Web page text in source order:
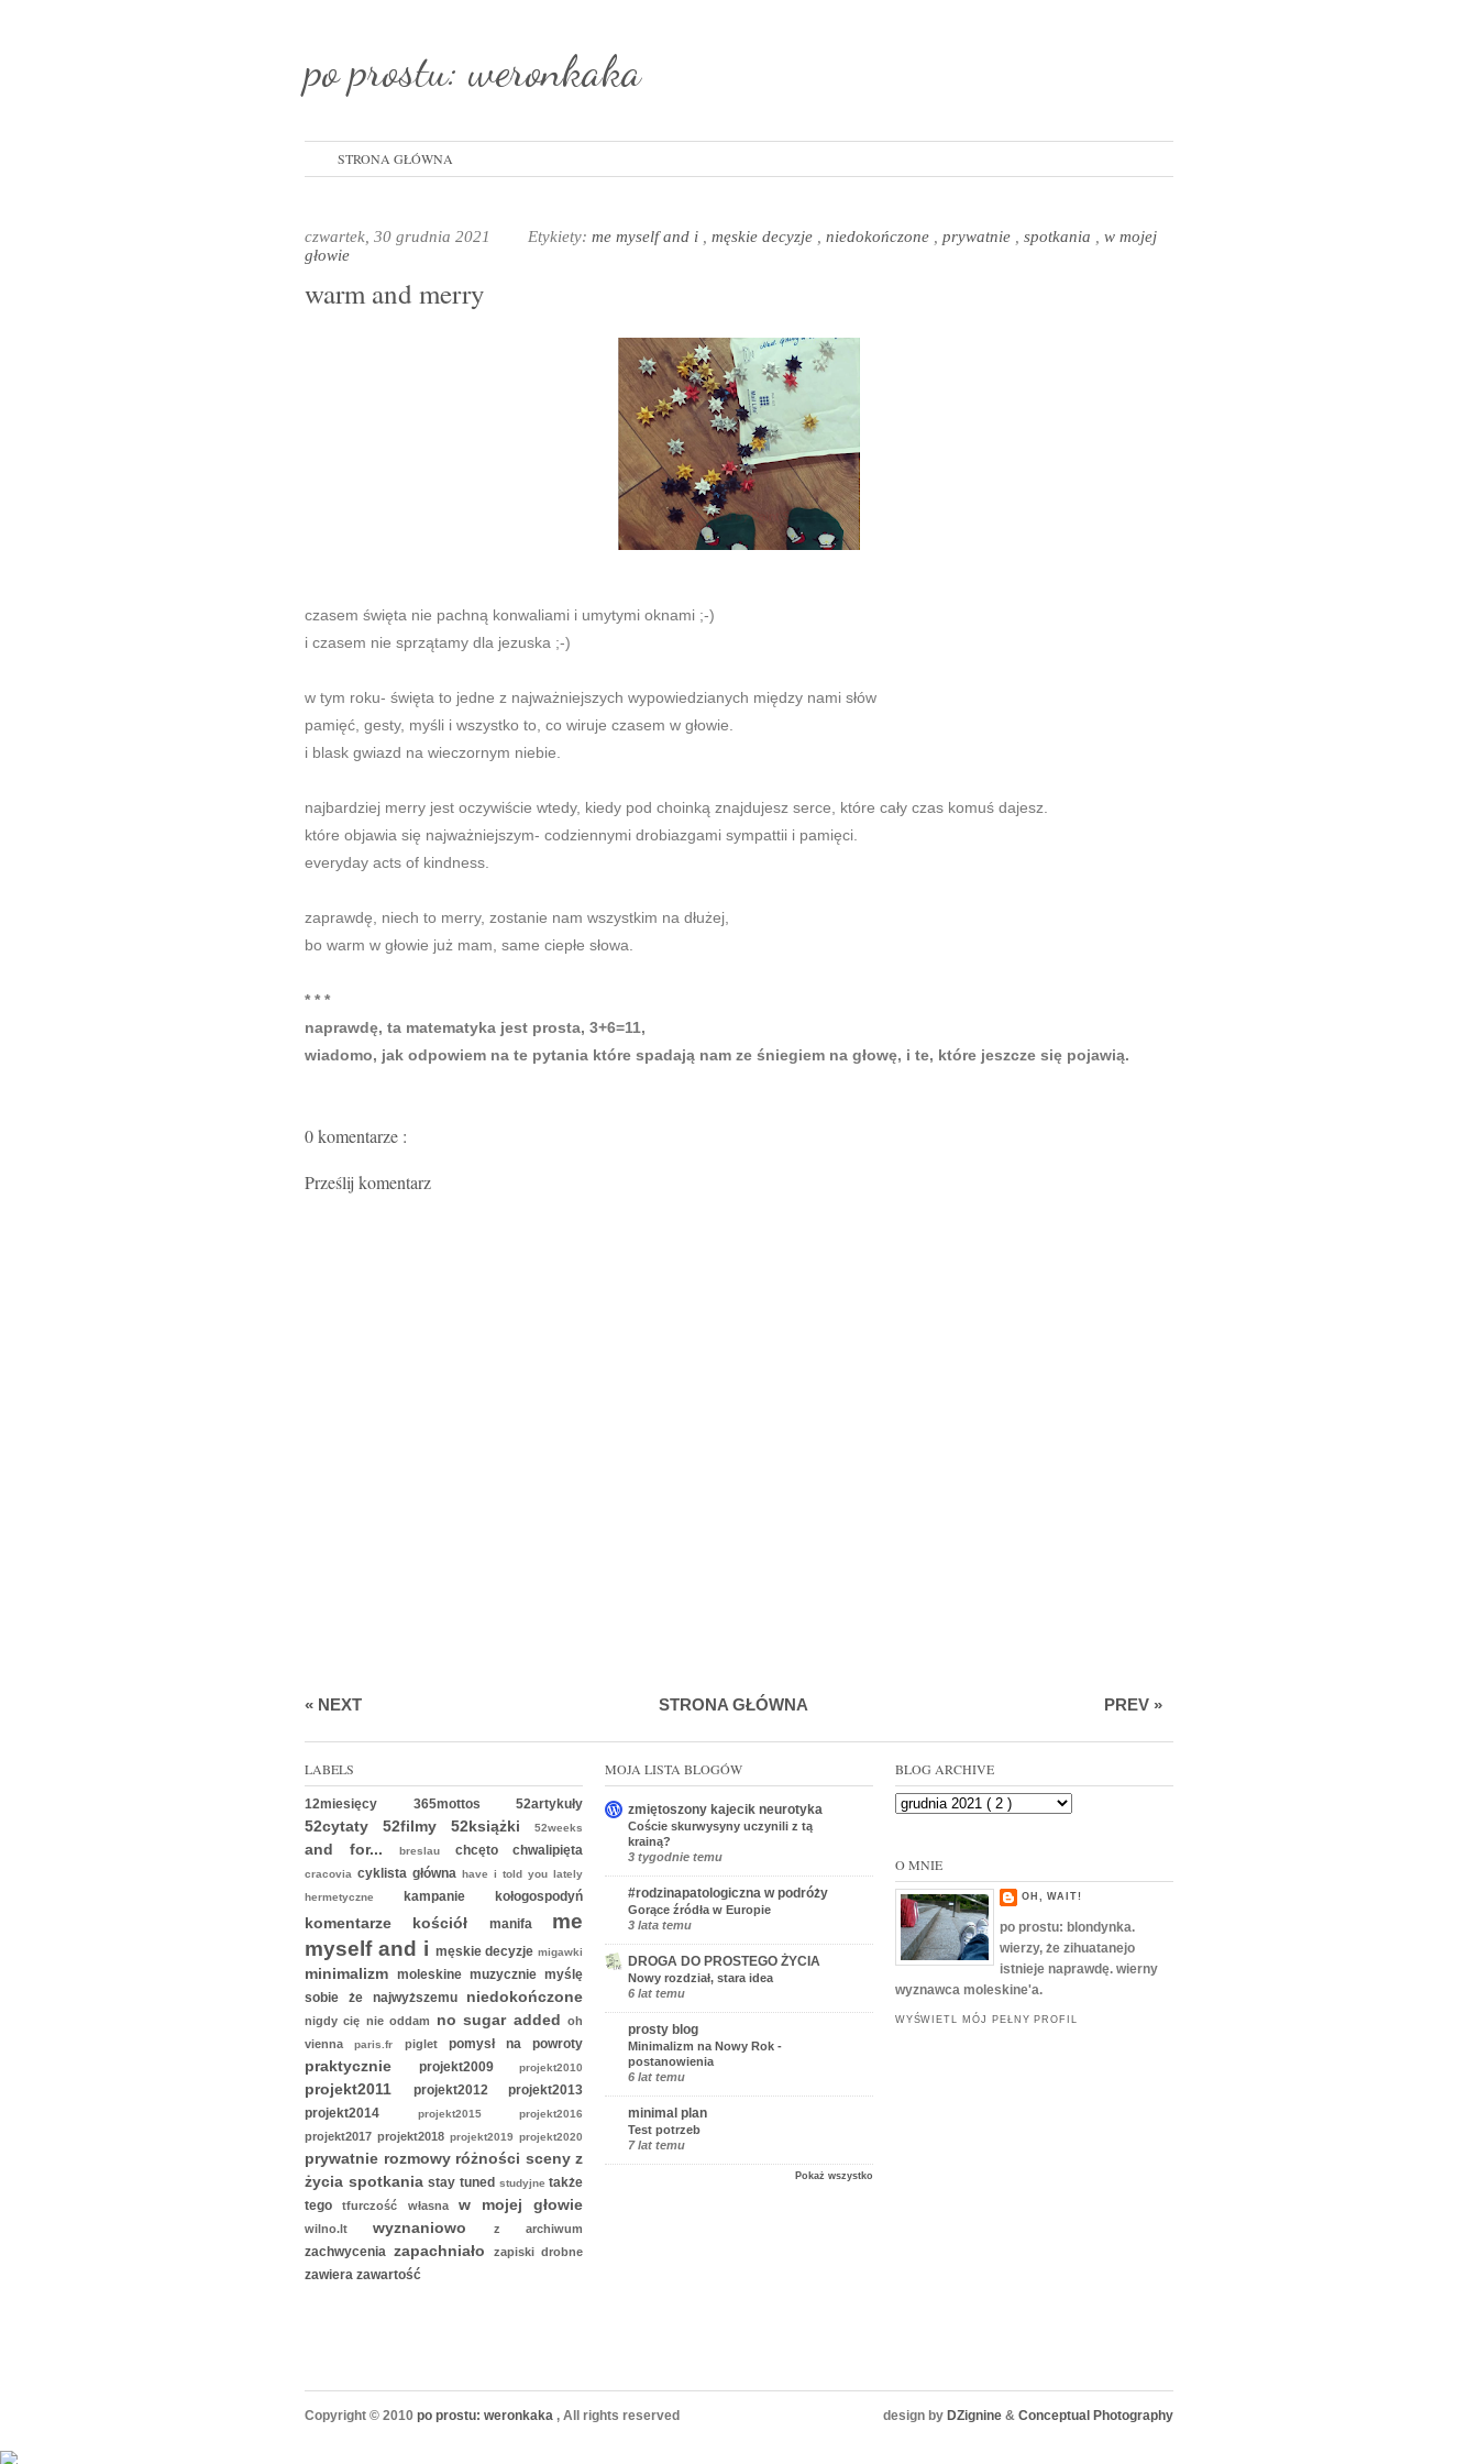
po prostu: weronkaka
STRONA GŁÓWNA
czwartek, 30 grudnia 2021 Etykiety: me myself and i męskie decyzje niedokończone prywatnie spotkania
w mojej
głowie
warm and merry
czasem święta nie pachną konwaliami i umytymi oknami ;-)
i czasem nie sprzątamy dla jezuska ;-)
w tym roku- święta to jedne z najważniejszych wypowiedzianych między nami słów
pamięć, gesty, myśli i wszystko to, co wiruje czasem w głowie.
i blask gwiazd na wieczornym niebie.
najbardziej merry jest oczywiście wtedy, kiedy pod choinką znajdujesz serce, które cały czas komuś dajesz.
które objawia się najważniejszym- codziennymi drobiazgami sympattii i pamięci.
everyday acts of kindness.
zaprawdę, niech to merry, zostanie nam wszystkim na dłużej,
bo warm w głowie już mam, same ciepłe słowa.
* * *
naprawdę, ta matematyka jest prosta, 3+6=11,
wiadomo, jak odpowiem na te pytania które spadają nam ze śniegiem na głowę, i te, które jeszcze się pojawią.
0 komentarze :
Prześlij komentarz
« NEXT PREV »
STRONA GŁÓWNA
LABELS
12miesięcy 365mottos52artykuły
52cytaty52filmy52książki52weeks
and for... breslau chcętochwalipięta
cracoviacyklistagłównahave i told you lately
hermetyczne
kampanie kołogospodyń
komentarze kościół manifa me
myself and i męskie decyzjemigawki
minimalizmmoleskinemuzyczniemyślę
sobie że najwyższemu niedokończone
nigdy cię nie oddam no sugar addedoh
viennaparis.fr piglet pomysł napowroty
praktycznie projekt2009projekt2010
projekt2011 projekt2012projekt2013
projekt2014
projekt2015projekt2016
projekt2017projekt2018projekt2019projekt2020
prywatnie rozmowy różności sceny z
życia spotkaniastay tuned studyjnetakże
tegotfurczość własna w mojej głowie
wilno.ltwyznaniowo z archiwum
zachwycenia zapachniało zapiski drobne
zawiera zawartość
MOJA LISTA BLOGÓW
zmiętoszony kajecik neurotyka
Coście skurwysyny uczynili z tą
krainą?
3 tygodnie temu
#rodzinapatologiczna w podróży
Gorące źródła w Europie
3 lata temu
DROGA DO PROSTEGO ŻYCIA
Nowy rozdział, stara idea
6 lat temu
prosty blog
Minimalizm na Nowy Rok -
postanowienia
6 lat temu
minimal plan
Test potrzeb
7 lat temu
Pokaż wszystko
BLOG ARCHIVE
O MNIE
OH, WAIT!
po prostu: blondynka.
wierzy, że zihuatanejo
istnieje naprawdę. wierny
wyznawca moleskine'a.
WYŚWIETL MÓJ PEŁNY PROFIL
Copyright © 2010 po prostu: weronkaka , All rights reserved design by DZignine & Conceptual Photography